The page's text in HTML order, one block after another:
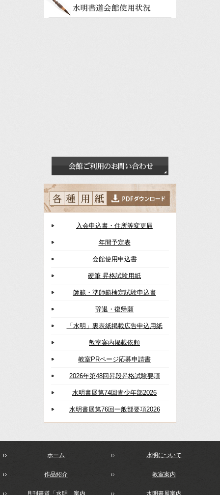
入会申込書・住所等変更届
年間予定表
会館使用申込書
硬筆 昇格試験用紙
師範・準師範検定試験申込書
辞退・復帰願
「水明」裏表紙掲載広告申込用紙
教室案内掲載依頼
教室PRページ応募申請書
2026年第48回昇段昇格試験要項
水明書展第74回青少年部2026
水明書展第76回一般部要項2026
ホーム 水明について
作品紹介 教室案内